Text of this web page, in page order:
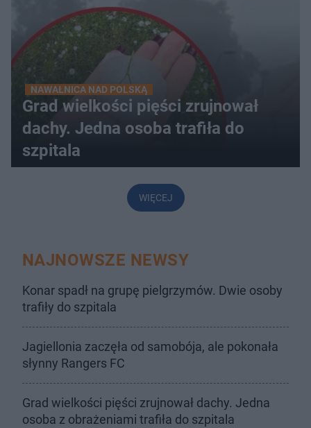
NAWAŁNICA NAD POLSKĄ
Grad wielkości pięści zrujnował
dachy. Jedna osoba trafiła do
szpitala
WIĘCEJ
NAJNOWSZE NEWSY
Konar spadł na grupę pielgrzymów. Dwie osoby
trafiły do szpitala
Jagiellonia zaczęła od samobója, ale pokonała
słynny Rangers FC
Grad wielkości pięści zrujnował dachy. Jedna
osoba z obrażeniami trafiła do szpitala